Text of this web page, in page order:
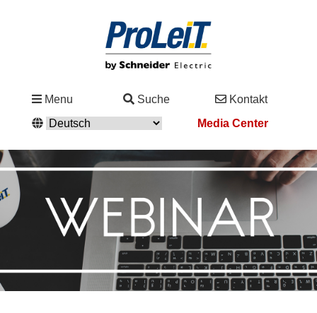
Menu Suche
Kontakt
Media Center
Lösungen
Service
&
Support
Academy